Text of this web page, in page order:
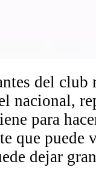
del club
nacional,
para
que puede
dejar